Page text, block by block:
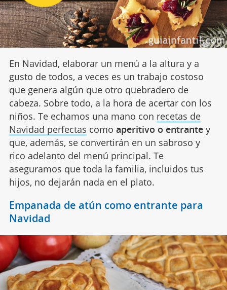
En Navidad, elaborar un menú a la altura y a
gusto de todos, a veces es un trabajo costoso
que genera algún que otro quebradero de
cabeza. Sobre todo, a la hora de acertar con los
niños. Te echamos una mano con recetas de
Navidad perfectas como aperitivo o entrantey
que, además, se convertirán en un sabroso y
rico adelanto del menú principal. Te
aseguramos que toda la familia, incluidos tus
hijos, no dejarán nada en el plato.
Empanada de atún como entrante para
Navidad